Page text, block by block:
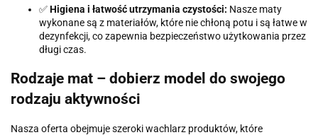
✅Higiena i łatwość utrzymania czystości: Nasze maty
wykonane są z materiałów, które nie chłoną potu i są łatwe w
dezynfekcji, co zapewnia bezpieczeństwo użytkowania przez
długi czas.
Rodzaje mat – dobierz model do swojego
rodzaju aktywności
Nasza oferta obejmuje szeroki wachlarz produktów, które